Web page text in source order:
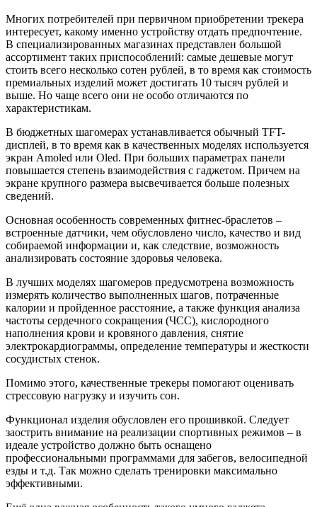
Многих потребителей при первичном приобретении трекера
интересует, какому именно устройству отдать предпочтение.
В специализированных магазинах представлен большой
ассортимент таких приспособлений: самые дешевые могут
стоить всего несколько сотен рублей, в то время как стоимость
премиальных изделий может достигать 10 тысяч рублей и
выше. Но чаще всего они не особо отличаются по
характеристикам.
В бюджетных шагомерах устанавливается обычный TFT-
дисплей, в то время как в качественных моделях используется
экран Amoled или Oled. При больших параметрах панели
повышается степень взаимодействия с гаджетом. Причем на
экране крупного размера высвечивается больше полезных
сведений.
Основная особенность современных фитнес-браслетов –
встроенные датчики, чем обусловлено число, качество и вид
собираемой информации и, как следствие, возможность
анализировать состояние здоровья человека.
В лучших моделях шагомеров предусмотрена возможность
измерять количество выполненных шагов, потраченные
калории и пройденное расстояние, а также функция анализа
частоты сердечного сокращения (ЧСС), кислородного
наполнения крови и кровяного давления, снятие
электрокардиограммы, определение температуры и жесткости
сосудистых стенок.
Помимо этого, качественные трекеры помогают оценивать
стрессовую нагрузку и изучить сон.
Функционал изделия обусловлен его прошивкой. Следует
заострить внимание на реализации спортивных режимов – в
идеале устройство должно быть оснащено
профессиональными программами для забегов, велосипедной
езды и т.д. Так можно сделать тренировки максимально
эффективными.